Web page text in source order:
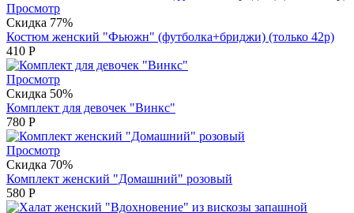
Просмотр
Скидка 77%
Костюм женский "Фьюжн" (футболка+бриджи) (только 42р)
410 Р
Просмотр
Скидка 50%
Комплект для девочек "Винкс"
780 Р
Просмотр
Скидка 70%
Комплект женский "Домашний" розовый
580 Р